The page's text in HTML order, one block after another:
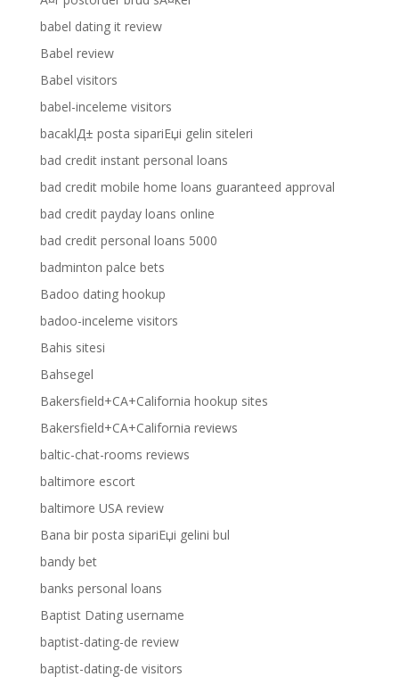
babel dating it review
Babel review
Babel visitors
babel-inceleme visitors
bacaklД± posta sipariЕџi gelin siteleri
bad credit instant personal loans
bad credit mobile home loans guaranteed approval
bad credit payday loans online
bad credit personal loans 5000
badminton palce bets
Badoo dating hookup
badoo-inceleme visitors
Bahis sitesi
Bahsegel
Bakersfield+CA+California hookup sites
Bakersfield+CA+California reviews
baltic-chat-rooms reviews
baltimore escort
baltimore USA review
Bana bir posta sipariЕџi gelini bul
bandy bet
banks personal loans
Baptist Dating username
baptist-dating-de review
baptist-dating-de visitors